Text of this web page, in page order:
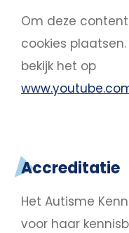
Om deze
cookies plaatsen.
bekijk het op
Accreditatie
Het Autisme
voor haar